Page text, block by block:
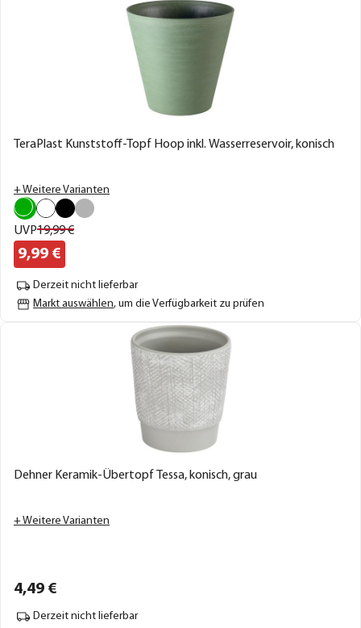
TeraPlast Kunststoff-Topf Hoop inkl. Wasserreservoir, konisch
+ Weitere Varianten
UVP19,99€
9,99 €
Derzeit nicht lieferbar
Markt auswählen, um die Verfügbarkeit zu prüfen
Dehner Keramik-Übertopf Tessa, konisch, grau
+ Weitere Varianten
4,49 €
Derzeit nicht lieferbar